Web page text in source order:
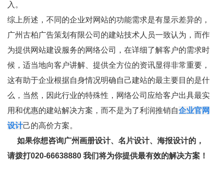
入。
综上所述，不同的企业对网站的功能需求是有显示差异的，
广州古柏广告策划有限公司的建站技术人员一致认为，而作
为提供网站建设服务的网络公司，在详细了解客户的需求时
候，适当地向客户讲解、提供全方位的资讯显得非常重要，
这有助于企业根据自身情况明确自己建站的最主要目的是什
么，当然，因此行业的特殊性，网络公司应给客户出具最实
用和优惠的建站解决方案，而不是为了利润推销自企业官网
设计己的高价方案。
如果你想咨询广州画册设计、名片设计、海报设计的，
请拨打020-66638880 我们将为你提供最有效的解决方案！